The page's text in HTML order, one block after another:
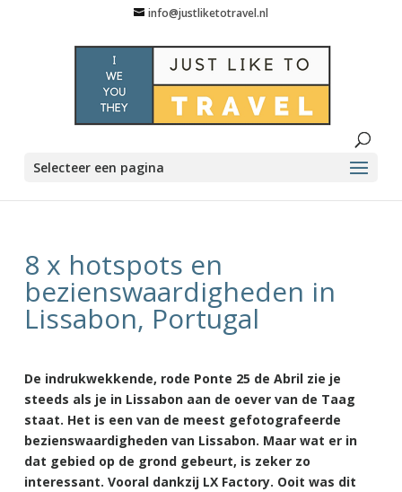
info@justliketotravel.nl
Selecteer een pagina
8 x hotspots en
bezienswaardigheden in
Lissabon, Portugal
De indrukwekkende, rode Ponte 25 de Abril zie je
steeds als je in Lissabon aan de oever van de Taag
staat. Het is een van de meest gefotografeerde
bezienswaardigheden van Lissabon. Maar wat er in
dat gebied op de grond gebeurt, is zeker zo
interessant. Vooral dankzij LX Factory. Ooit was dit